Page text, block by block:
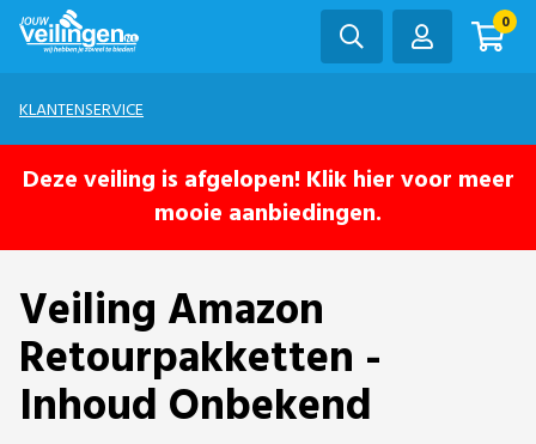
0
KLANTENSERVICE
Deze veiling is afgelopen! Klik hier voor meer
mooie aanbiedingen.
Veiling Amazon
Retourpakketten -
Inhoud Onbekend